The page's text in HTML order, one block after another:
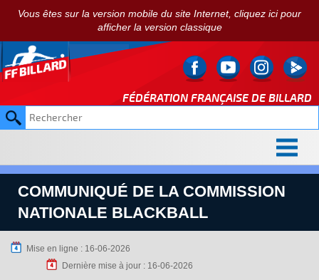
Vous êtes sur la version mobile du site Internet, cliquez ici pour
afficher la version classique
FÉDÉRATION FRANÇAISE DE BILLARD
COMMUNIQUÉ DE LA COMMISSION
NATIONALE BLACKBALL
Mise en ligne : 16-06-2026
Dernière mise à jour : 16-06-2026